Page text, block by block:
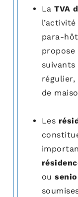
LaTVA
para-
propose
de
Les
ou